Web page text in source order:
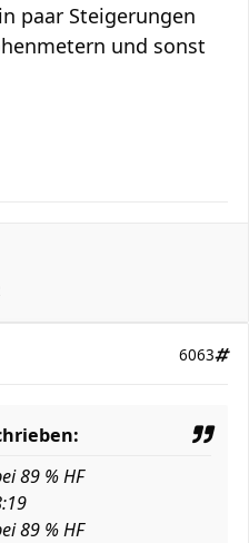
paar Steigerungen
und sonst
6063
89 % HF
89 % HF